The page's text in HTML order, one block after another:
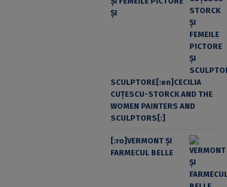
ŞI
SCULPTORE[:en]CECILIA
CUŢESCU-STORCK AND THE
WOMEN PAINTERS AND
SCULPTORS[:]
[:ro]VERMONT ȘI
FARMECUL BELLE